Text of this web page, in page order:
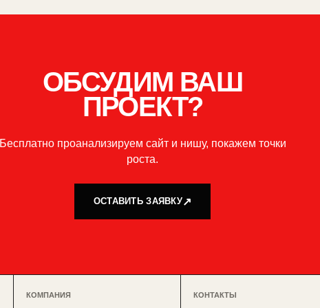
ОБСУДИМ ВАШ
ПРОЕКТ?
Бесплатно проанализируем сайт и нишу, покажем точки
роста.
ОСТАВИТЬ ЗАЯВКУ
КОМПАНИЯ КОНТАКТЫ